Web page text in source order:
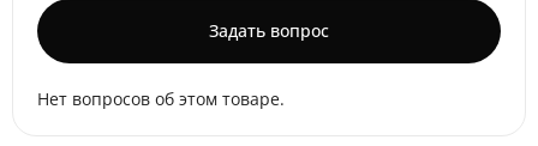
Задать вопрос
Нет вопросов об этом товаре.